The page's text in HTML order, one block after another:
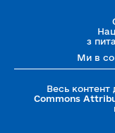
банківського
172. Чи
«Державний
173. Чи
якому відкритий
операціями,
з
Ми в
Весь контент
Commons